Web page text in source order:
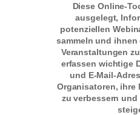
Diese Online-
ausgelegt,
potenziellen
sammeln und
Veranstaltungen
erfassen wichtige
und E-Mail-
Organisatoren, ihre
zu verbessern und